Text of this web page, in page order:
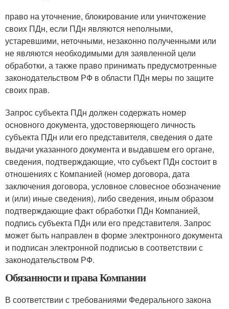
право на уточнение, блокирование или уничтожение
своих ПДн, если ПДн являются неполными,
устаревшими, неточными, незаконно полученными или
не являются необходимыми для заявленной цели
обработки, а также право принимать предусмотренные
законодательством РФ в области ПДн меры по защите
своих прав.
Запрос субъекта ПДн должен содержать номер
основного документа, удостоверяющего личность
субъекта ПДн или его представителя, сведения о дате
выдачи указанного документа и выдавшем его органе,
сведения, подтверждающие, что субъект ПДн состоит в
отношениях с Компанией (номер договора, дата
заключения договора, условное словесное обозначение
и (или) иные сведения), либо сведения, иным образом
подтверждающие факт обработки ПДн Компанией,
подпись субъекта ПДн или его представителя. Запрос
может быть направлен в форме электронного документа
и подписан электронной подписью в соответствии с
законодательством РФ.
Обязанности и права Компании
В соответствии с требованиями Федерального закона